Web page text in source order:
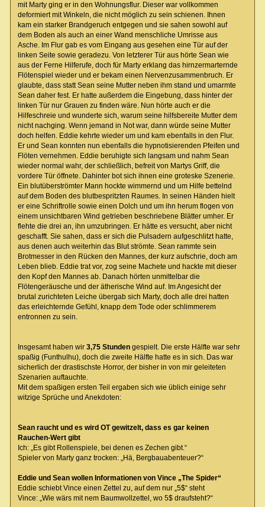
mit Marty ging er in den Wohnungsflur. Dieser war vollkommen
deformiert mit Winkeln, die nicht möglich zu sein schienen. Ihnen
kam ein starker Brandgeruch entgegen und sie sahen sowohl auf
dem Boden als auch an einer Wand menschliche Umrisse aus
Asche. Im Flur gab es vom Eingang aus gesehen eine Tür auf der
linken Seite sowie geradezu. Von letzterer Tür aus hörte Sean wie
aus der Ferne Hilferufe, doch für Marty erklang das hirnzermarternde
Flötenspiel wieder und er bekam einen Nervenzusammenbruch. Er
glaubte, dass statt Sean seine Mutter neben ihm stand und umarmte
Sean daher fest. Er hatte außerdem die Eingebung, dass hinter der
linken Tür nur Grauen zu finden wäre. Nun hörte auch er die
Hilfeschreie und wunderte sich, warum seine hilfsbereite Mutter dem
nicht nachging. Wenn jemand in Not war, dann würde seine Mutter
doch helfen. Eddie kehrte wieder um und kam ebenfalls in den Flur.
Er und Sean konnten nun ebenfalls die hypnotisierenden Pfeifen und
Flöten vernehmen. Eddie beruhigte sich langsam und nahm Sean
wieder normal wahr, der schließlich, befreit von Martys Griff, die
vordere Tür öffnete. Dahinter bot sich ihnen eine groteske Szenerie.
Ein blutüberströmter Mann hockte wimmernd und um Hilfe bettelnd
auf dem Boden des blutbespritzten Raumes. In seinen Händen hielt
er eine Schriftrolle sowie einen Dolch und um ihn herum flogen von
einem unsichtbaren Wind getrieben beschriebene Blätter umher. Er
flehte die drei an, ihn umzubringen. Er hätte es versucht, aber nicht
geschafft. Sie sahen, dass er sich die Pulsadern aufgeschlitzt hatte,
aus denen auch weiterhin das Blut strömte. Sean rammte sein
Brotmesser in den Rücken den Mannes, der kurz aufschrie, doch am
Leben blieb. Eddie trat vor, zog seine Machete und hackte mit dieser
den Kopf den Mannes ab. Danach hörten unmittelbar die
Flötengeräusche und der ätherische Wind auf. Im Angesicht der
brutal zurichteten Leiche übergab sich Marty, doch alle drei hatten
das erleichternde Gefühl, knapp dem Tode oder schlimmerem
entronnen zu sein.
Insgesamt haben wir 3,75 Stundengespielt. Die erste Hälfte war sehr
spaßig (Funthulhu), doch die zweite Hälfte hatte es in sich. Das war
sicherlich der drastischste Horror, der bisher in von mir geleiteten
Szenarien auftauchte.
Mit dem spaßigen ersten Teil ergaben sich wie üblich einige sehr
witzige Sprüche und Anekdoten:
Sean raucht und es wird OT gewitzelt, dass es gar keinen
Rauchen-Wert gibt
Ich: „Es gibt Rollenspiele, bei denen es Zechen gibt.“
Spieler von Marty ganz trocken: „Hä, Bergbauabenteuer?“
Eddie und Sean wollen Informationen von Vince „The Spider“
Eddie schiebt Vince einen Zettel zu, auf dem nur „5$“ steht
Vince: „Wie wärs mit nem Baumwollzettel, wo 5$ draufsteht?“